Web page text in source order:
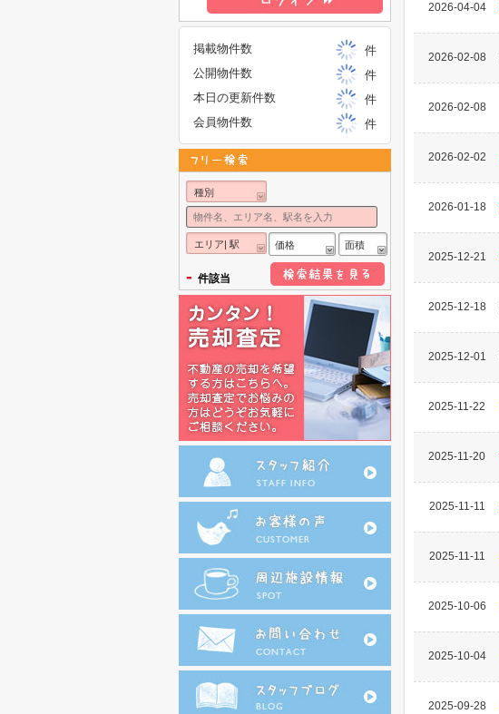
2026-04-04
2026-02-08
2026-02-08
2026-02-02
2026-01-18
2025-12-21
2025-12-18
2025-12-01
2025-11-22
2025-11-20
2025-11-11
2025-11-11
2025-10-06
2025-10-04
2025-09-28
掲載物件数
件
公開物件数
件
本日の更新件数
件
会員物件数
件
種別
エリア| 駅 価格 面積
- 件該当